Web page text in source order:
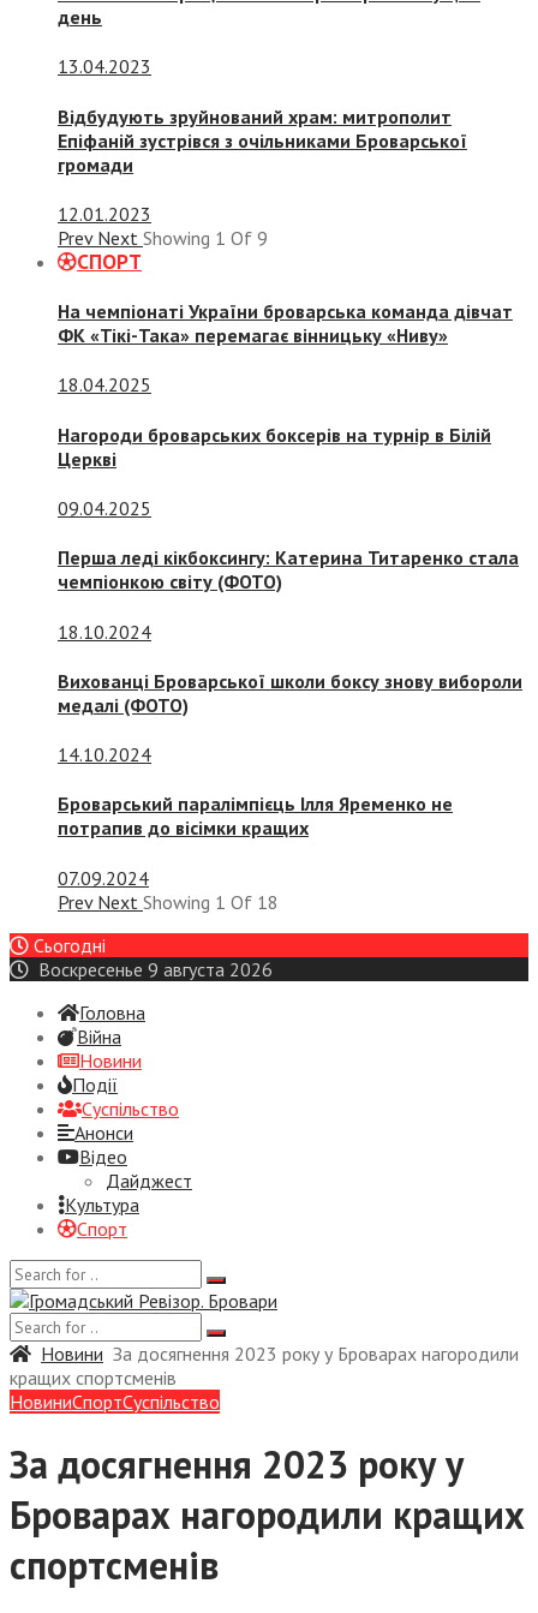
день
13.04.2023
Відбудують зруйнований храм: митрополит
Епіфаній зустрівся з очільниками Броварської
громади
12.01.2023
Prev Next Showing 1 Of 9
СПОРТ
На чемпіонаті України броварська команда дівчат
ФК «Тікі-Така» перемагає вінницьку «Ниву»
18.04.2025
Нагороди броварських боксерів на турнір в Білій
Церкві
09.04.2025
Перша леді кікбоксингу: Катерина Титаренко стала
чемпіонкою світу (ФОТО)
18.10.2024
Вихованці Броварської школи боксу знову вибороли
медалі (ФОТО)
14.10.2024
Броварський паралімпієць Ілля Яременко не
потрапив до вісімки кращих
07.09.2024
Prev Next Showing 1 Of 18
Сьогодні
Воскресенье 9 августа 2026
Головна
Війна
Новини
Події
Суспiльство
Анонси
Відео
Дайджест
Культура
Спорт
Новини За досягнення 2023 року у Броварах нагородили
кращих спортсменів
НовиниСпортСуспiльство
За досягнення 2023 року у
Броварах нагородили кращих
спортсменів